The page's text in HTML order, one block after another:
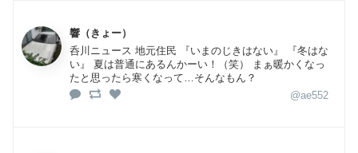
響（きょー）
呑川ニュース 地元住民 『いまのじきはない』 『冬はな
い』 夏は普通にあるんかーい！（笑） まぁ暖かくなっ
たと思ったら寒くなって…そんなもん？
@ae552